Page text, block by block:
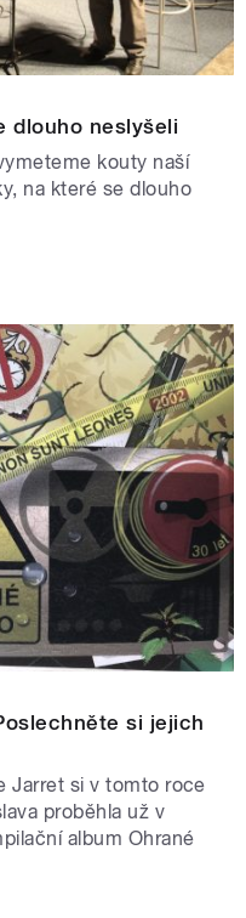
dlouho neslyšeli
kouty naší
na které se dlouho
si jejich
Jarret si v tomto roce
proběhla už v
album Ohrané